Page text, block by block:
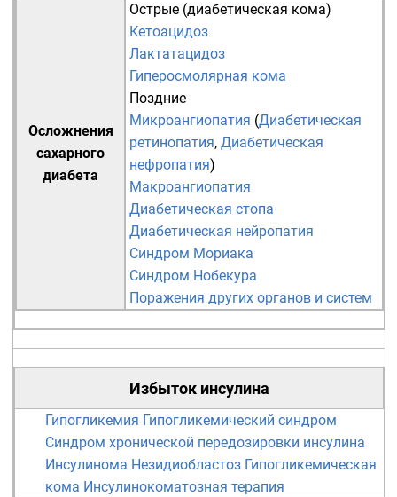
Осложнения
сахарного
диабета
Острые (диабетическая кома)
Кетоацидоз
Лактатацидоз
Гиперосмолярная кома
Поздние
Микроангиопатия (Диабетическая
ретинопатия, Диабетическая
нефропатия)
Макроангиопатия
Диабетическая стопа
Диабетическая нейропатия
Синдром Мориака
Синдром Нобекура
Поражения других органов и систем
Избыток инсулина
Гипогликемия Гипогликемический синдром
Синдром хронической передозировки инсулина
Инсулинома Незидиобластоз Гипогликемическая
кома Инсулинокоматозная терапия